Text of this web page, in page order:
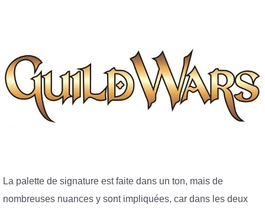
La palette de signature est faite dans un ton, mais de
nombreuses nuances y sont impliquées, car dans les deux